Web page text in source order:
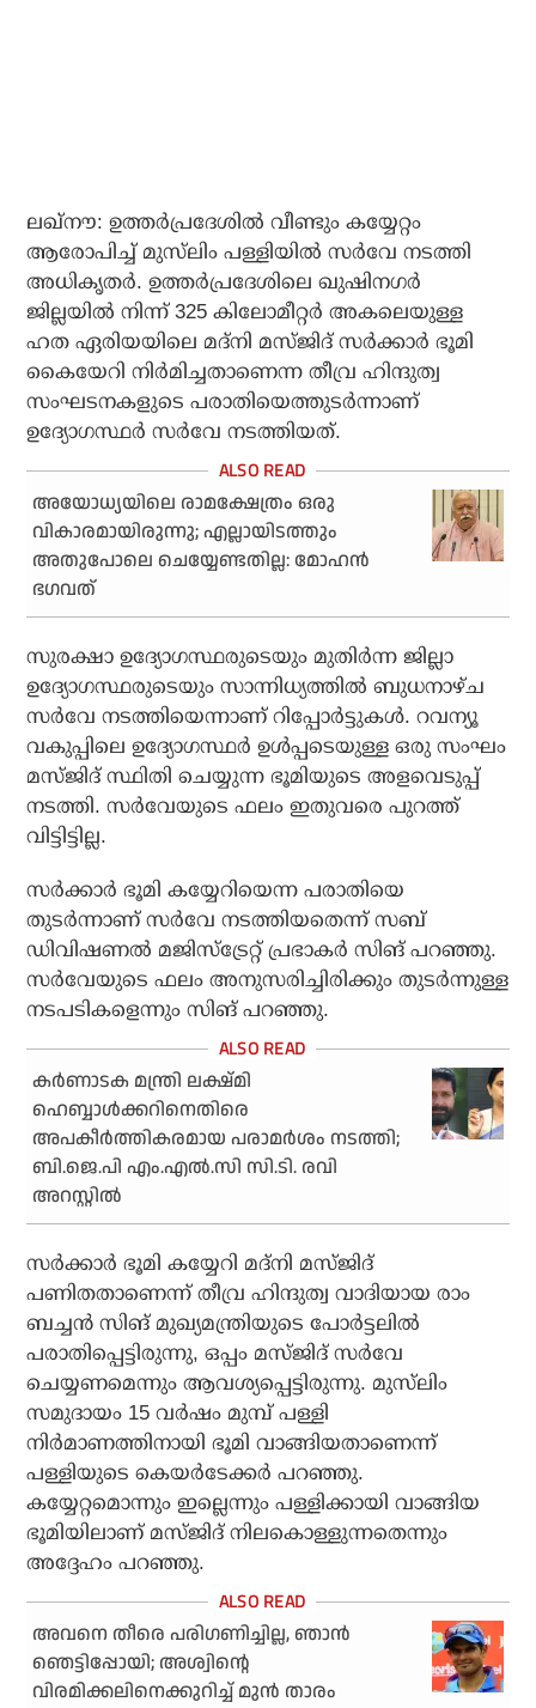
ലഖ്‌നൗ: ഉത്തർപ്രദേശിൽ വീണ്ടും കയ്യേറ്റം
ആരോപിച്ച് മുസ്‌ലിം പള്ളിയിൽ സർവേ നടത്തി
അധികൃതർ. ഉത്തർപ്രദേശിലെ ഖുഷിനഗർ
ജില്ലയിൽ നിന്ന് 325 കിലോമീറ്റർ അകലെയുള്ള
ഹത ഏരിയയിലെ മദ്‌നി മസ്ജിദ് സർക്കാർ ഭൂമി
കൈയേറി നിർമിച്ചതാണെന്ന തീവ്ര ഹിന്ദുത്വ
സംഘടനകളുടെ പരാതിയെത്തുടർന്നാണ്
ഉദ്യോഗസ്ഥർ സർവേ നടത്തിയത്.
അയോധ്യയിലെ രാമക്ഷേത്രം ഒരു
വികാരമായിരുന്നു; എല്ലായിടത്തും
അതുപോലെ ചെയ്യേണ്ടതില്ല: മോഹന്‍
ഭഗവത്
സുരക്ഷാ ഉദ്യോഗസ്ഥരുടെയും മുതിർന്ന ജില്ലാ
ഉദ്യോഗസ്ഥരുടെയും സാന്നിധ്യത്തിൽ ബുധനാഴ്ച
സർവേ നടത്തിയെന്നാണ് റിപ്പോർട്ടുകൾ. റവന്യൂ
വകുപ്പിലെ ഉദ്യോഗസ്ഥർ ഉൾപ്പടെയുള്ള ഒരു സംഘം
മസ്ജിദ് സ്ഥിതി ചെയ്യുന്ന ഭൂമിയുടെ അളവെടുപ്പ്
നടത്തി. സർവേയുടെ ഫലം ഇതുവരെ പുറത്ത്
വിട്ടിട്ടില്ല.
സർക്കാർ ഭൂമി കയ്യേറിയെന്ന പരാതിയെ
തുടർന്നാണ് സർവേ നടത്തിയതെന്ന് സബ്
ഡിവിഷണൽ മജിസ്‌ട്രേറ്റ് പ്രഭാകർ സിങ് പറഞ്ഞു.
സർവേയുടെ ഫലം അനുസരിച്ചിരിക്കും തുടർന്നുള്ള
നടപടികളെന്നും സിങ് പറഞ്ഞു.
കർണാടക മന്ത്രി ലക്ഷ്മി
ഹെബ്ബാൾക്കറിനെതിരെ
അപകീർത്തികരമായ പരാമർശം നടത്തി;
ബി.ജെ.പി എം.എൽ.സി സി.ടി. രവി
അറസ്റ്റിൽ
സർക്കാർ ഭൂമി കയ്യേറി മദ്‌നി മസ്ജിദ്
പണിതതാണെന്ന് തീവ്ര ഹിന്ദുത്വ വാദിയായ രാം
ബച്ചൻ സിങ് മുഖ്യമന്ത്രിയുടെ പോർട്ടലിൽ
പരാതിപ്പെട്ടിരുന്നു, ഒപ്പം മസ്ജിദ് സർവേ
ചെയ്യണമെന്നും ആവശ്യപ്പെട്ടിരുന്നു. മുസ്‌ലിം
സമുദായം 15 വർഷം മുമ്പ് പള്ളി
നിർമാണത്തിനായി ഭൂമി വാങ്ങിയതാണെന്ന്
പള്ളിയുടെ കെയർടേക്കർ പറഞ്ഞു.
കയ്യേറ്റമൊന്നും ഇല്ലെന്നും പള്ളിക്കായി വാങ്ങിയ
ഭൂമിയിലാണ് മസ്ജിദ് നിലകൊള്ളുന്നതെന്നും
അദ്ദേഹം പറഞ്ഞു.
അവനെ തീരെ പരിഗണിച്ചില്ല, ഞാന്‍
ഞെട്ടിപ്പോയി; അശ്വിന്റെ
വിരമിക്കലിനെക്കുറിച്ച് മുന്‍ താരം